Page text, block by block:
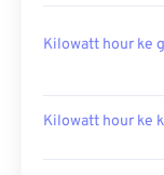
Kilowatt hour ke
Kilowatt hour ke